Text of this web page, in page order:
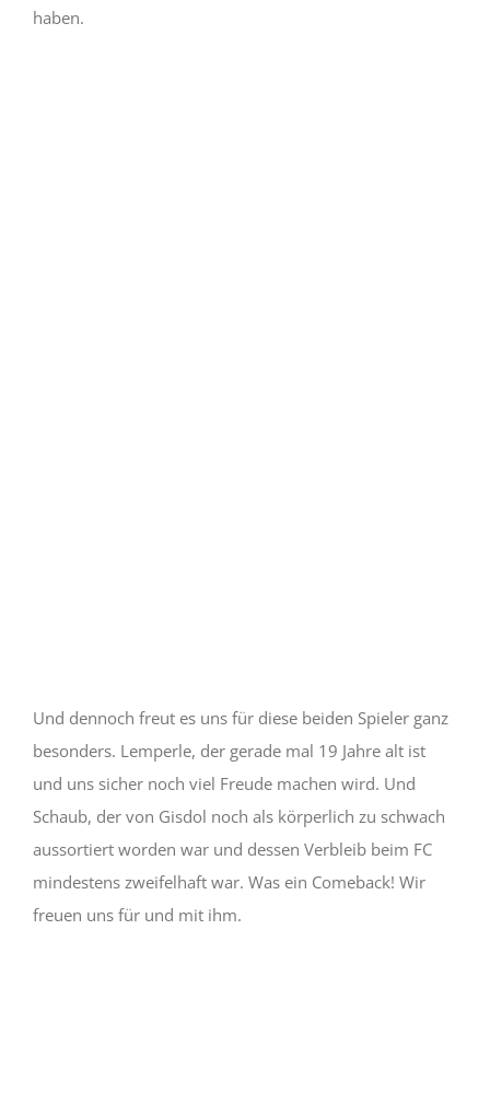
immer
haben.
Und dennoch freut es uns für diese beiden Spieler ganz
besonders. Lemperle, der gerade mal 19 Jahre alt ist
und uns sicher noch viel Freude machen wird. Und
Schaub, der von Gisdol noch als körperlich zu schwach
aussortiert worden war und dessen Verbleib beim FC
mindestens zweifelhaft war. Was ein Comeback! Wir
freuen uns für und mit ihm.